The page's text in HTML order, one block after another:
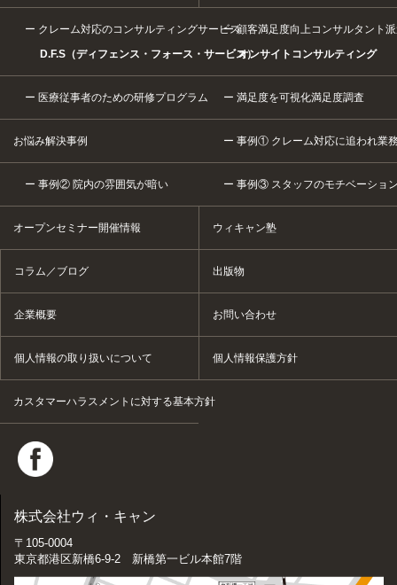
クレーム対応のコンサルティングサービス
D.F.S（ディフェンス・フォース・サービス）
顧客満足度向上コンサルタント
オンサイトコンサルティング
医療従事者のための研修プログラム 満足度を可視化満足度調査
お悩み解決事例 事例① クレーム対応に追われ業
事例② 院内の雰囲気が暗い 事例③ スタッフのモチベーショ
オープンセミナー開催情報 ウィキャン塾
コラム／ブログ 出版物
企業概要 お問い合わせ
個人情報の取り扱いについて 個人情報保護方針
カスタマーハラスメントに対する基本方針
株式会社ウィ・キャン
〒105-0004
東京都港区新橋6-9-2 新橋第一ビル本館7階